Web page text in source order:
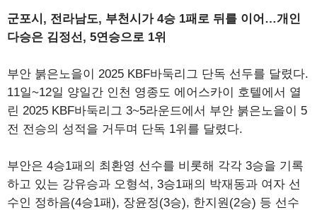
군포시, 전라남도, 부천시가 4승 1패로 뒤를 이어…개인
다승은 김정선, 5연승으로 1위
부안 붉은노을이 2025 KBF바둑리그 단독 선두를 달렸다.
11일~12일 양일간 인천 영종도 에어스카이 호텔에서 열
린 2025 KBF바둑리그 3~5라운드에서 부안 붉은노을이 5
전 전승의 성적을 거두며 단독 1위를 달렸다.
부안은 4승1패의 최환영 선수를 비롯해 각각 3승을 기록
하고 있는 강유승과 오형석, 3승1패의 박재동과 여자 선
수인 정하음(4승1패), 장윤정(3승), 한지원(2승) 등 선수